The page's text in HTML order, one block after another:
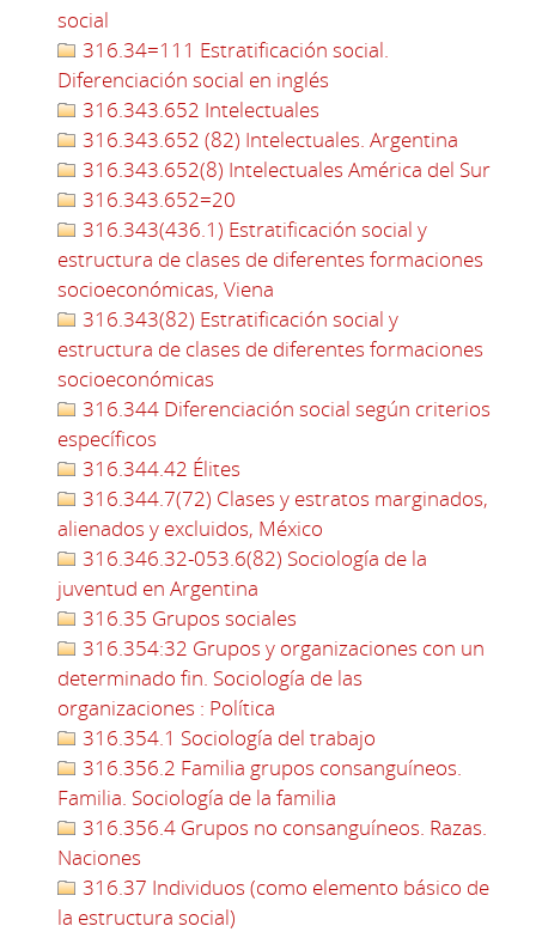
social
316.34=111 Estratificación social.
Diferenciación social en inglés
316.343.652 Intelectuales
316.343.652 (82) Intelectuales. Argentina
316.343.652(8) Intelectuales América del Sur
316.343.652=20
316.343(436.1) Estratificación social y
estructura de clases de diferentes formaciones
socioeconómicas, Viena
316.343(82) Estratificación social y
estructura de clases de diferentes formaciones
socioeconómicas
316.344 Diferenciación social según criterios
específicos
316.344.42 Élites
316.344.7(72) Clases y estratos marginados,
alienados y excluidos, México
316.346.32-053.6(82) Sociología de la
juventud en Argentina
316.35 Grupos sociales
316.354:32 Grupos y organizaciones con un
determinado fin. Sociología de las
organizaciones : Política
316.354.1 Sociología del trabajo
316.356.2 Familia grupos consanguíneos.
Familia. Sociología de la familia
316.356.4 Grupos no consanguíneos. Razas.
Naciones
316.37 Individuos (como elemento básico de
la estructura social)